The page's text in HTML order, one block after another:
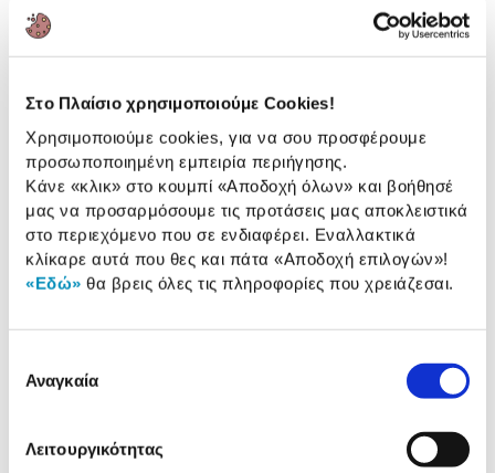
Στο Πλαίσιο χρησιμοποιούμε Cookies!
Χρησιμοποιούμε cookies, για να σου προσφέρουμε
προσωποποιημένη εμπειρία περιήγησης.
Κάνε «κλικ» στο κουμπί «Αποδοχή όλων» και βοήθησέ
μας να προσαρμόσουμε τις προτάσεις μας αποκλειστικά
στο περιεχόμενο που σε ενδιαφέρει. Εναλλακτικά
κλίκαρε αυτά που θες και πάτα «Αποδοχή επιλογών»!
«Εδώ» θα βρεις όλες τις πληροφορίες που χρειάζεσαι.
συγκατάθεσης
Αναγκαία
Λειτουργικότητας
Πληροφορίες
Χωρητικότητα:
Κατάλληλο για εστίες:
Αναλυτική
παρουσίαση
Αναλυτική παρουσίαση
Προδιαγραφές